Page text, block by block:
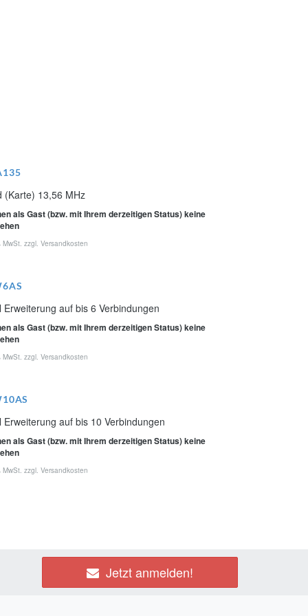
(Karte) 13,56 MHz
als Gast (bzw. mit Ihrem derzeitigen Status) keine
MwSt. zzgl.Versandkosten
Erweiterung auf bis 6 Verbindungen
als Gast (bzw. mit Ihrem derzeitigen Status) keine
MwSt. zzgl.Versandkosten
Erweiterung auf bis 10 Verbindungen
als Gast (bzw. mit Ihrem derzeitigen Status) keine
MwSt. zzgl.Versandkosten
Jetzt anmelden!